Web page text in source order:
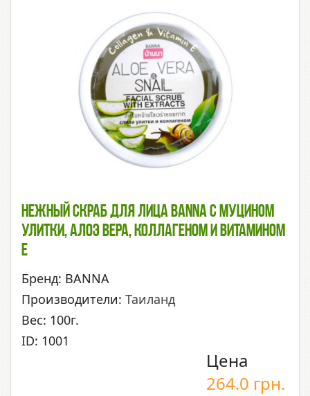
Нежный Скраб Для Лица BANNA С Муцином
Улитки, Алоэ Вера, Коллагеном И Витамином
Е
Бренд: BANNA
Производители: Таиланд
Вес: 100г.
ID: 1001
Цена
264.0 грн.